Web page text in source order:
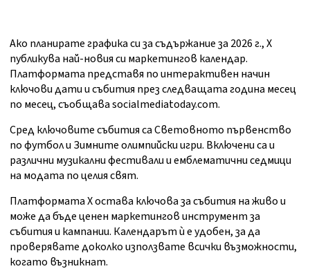
Ако планирате графика си за съдържание за 2026 г., X
публикува най-новия си маркетингов календар.
Платформата представя по интерактивен начин
ключови дати и събития през следващата година месец
по месец, съобщава socialmediatoday.com.
Сред ключовите събития са Световното първенство
по футбол и Зимните олимпийски игри. Включени са и
различни музикални фестивали и емблематични седмици
на модата по целия свят.
Платформата X остава ключова за събития на живо и
може да бъде ценен маркетингов инструмент за
събития и кампании. Календарът ѝ е удобен, за да
проверявате доколко използвате всички възможности,
когато възникнат.